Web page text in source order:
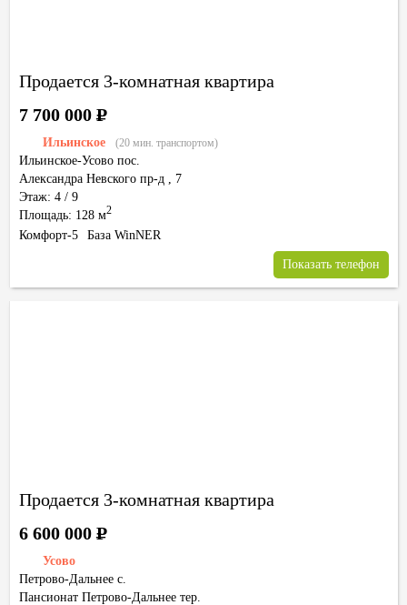
Продается 3-комнатная квартира
Ильинское (20 мин. транспортом)
Ильинское-Усово пос.
Александра Невского пр-д , 7
Этаж: 4 / 9
Площадь: 128 м2
7 700 000Р
Комфорт-5 База WinNER
Показать телефон
Продается 3-комнатная квартира
Усово
Петрово-Дальнее с.
Пансионат Петрово-Дальнее тер.
6 600 000Р